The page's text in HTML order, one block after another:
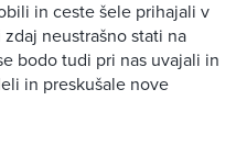
in ceste šele prihajali v
neustrašno stati na
bodo tudi pri nas uvajali in
in preskušale nove